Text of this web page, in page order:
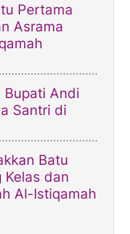
Pertama
Asrama
Bupati Andi
Santri di
Batu
Kelas dan
Al-Istiqamah